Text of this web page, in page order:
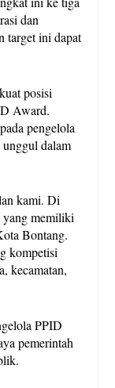
dan
target ini dapat
posisi
Award.
pengelola
dalam
kami. Di
yang memiliki
Bontang.
kompetisi
kecamatan,
PPID
pemerintah